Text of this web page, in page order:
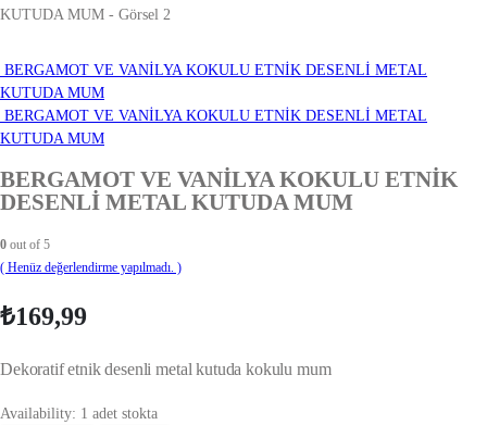
BERGAMOT VE VANİLYA KOKULU ETNİK DESENLİ METAL
KUTUDA MUM
BERGAMOT VE VANİLYA KOKULU ETNİK DESENLİ METAL
KUTUDA MUM
BERGAMOT VE VANİLYA KOKULU ETNİK
DESENLİ METAL KUTUDA MUM
0 out of 5
( Henüz değerlendirme yapılmadı. )
₺169,99
Dekoratif etnik desenli metal kutuda kokulu mum
Availability: 1 adet stokta